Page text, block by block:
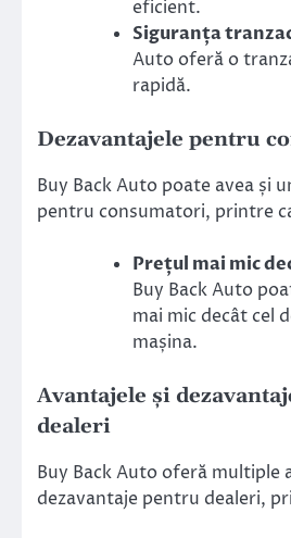
eficient.
Siguranța
Auto oferă o
rapidă.
Dezavantajele pentru
Buy Back Auto poate avea și
pentru consumatori, printre
Prețul mai mic
Buy Back Auto
mai mic decât cel
mașina.
Avantajele și
dealeri
Buy Back Auto oferă multiple
dezavantaje pentru dealeri,